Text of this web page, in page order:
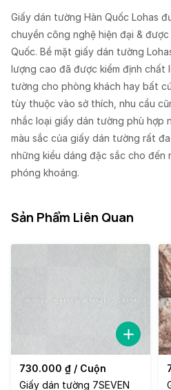
Giấy dán tường Hàn Quốc Lohas
chuyền công nghệ hiện đại &
Quốc. Bề mặt giấy dán tường
lượng cao đã được kiểm định chất
tường cho phòng khách hay bất
tùy thuộc vào sở thích, nhu cầu
nhắc loại giấy dán tường phù hợp
màu sắc của giấy dán tường rất
những kiểu dáng đặc sắc cho đến
phóng khoáng.
Sản Phẩm Liên Quan
730.000 ₫ / Cuộn
Giấy dán tường 7SEVEN